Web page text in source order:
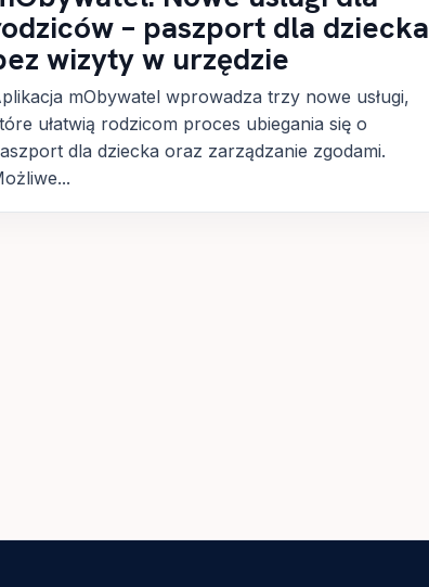
– paszport dla dziecka
wizyty w urzędzie
mObywatel wprowadza trzy nowe usługi,
ułatwią rodzicom proces ubiegania się o
dla dziecka oraz zarządzanie zgodami.